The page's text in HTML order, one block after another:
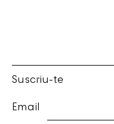
Suscriu-te
Email